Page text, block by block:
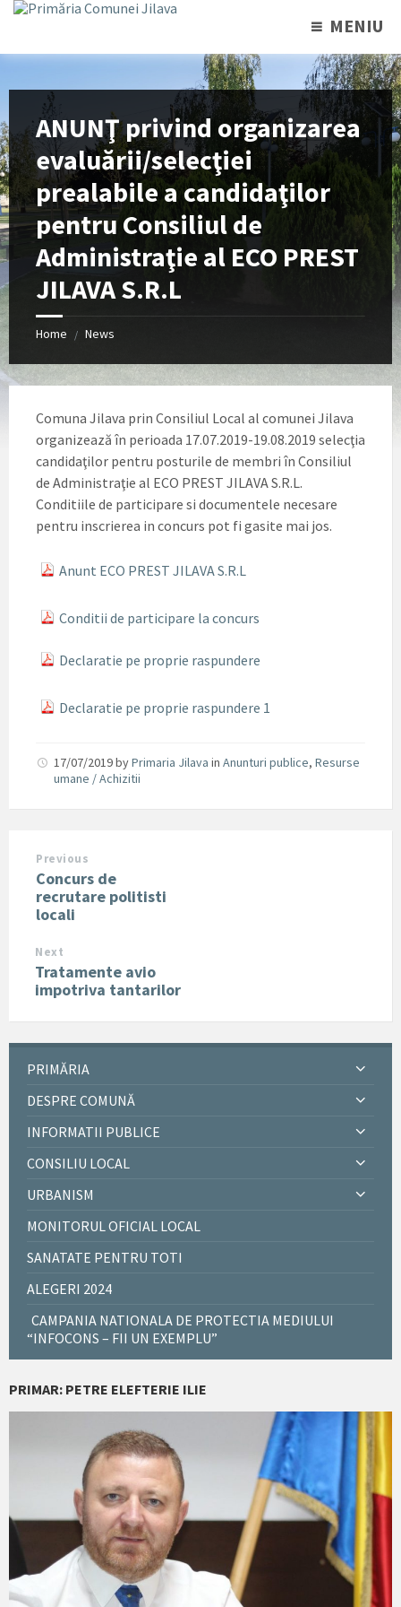
MENIU
ANUNŢ privind organizarea
evaluării/selecţiei
prealabile a candidaţilor
pentru Consiliul de
Administraţie al ECO PREST
JILAVA S.R.L
Home / News
Comuna Jilava prin Consiliul Local al comunei Jilava
organizează în perioada 17.07.2019-19.08.2019 selecţia
candidaţilor pentru posturile de membri în Consiliul
de Administraţie al ECO PREST JILAVA S.R.L.
Conditiile de participare si documentele necesare
pentru inscrierea in concurs pot fi gasite mai jos.
Anunt ECO PREST JILAVA S.R.L
Conditii de participare la concurs
Declaratie pe proprie raspundere
Declaratie pe proprie raspundere 1
17/07/2019byPrimaria Jilava in Anunturi publice, Resurse
umane / Achizitii
Previous
Concurs de
recrutare politisti
locali
Next
Tratamente avio
impotriva tantarilor
PRIMĂRIA
DESPRE COMUNĂ
INFORMATII PUBLICE
CONSILIU LOCAL
URBANISM
MONITORUL OFICIAL LOCAL
SANATATE PENTRU TOTI
ALEGERI 2024
CAMPANIA NATIONALA DE PROTECTIA MEDIULUI
“INFOCONS – FII UN EXEMPLU”
PRIMAR: PETRE ELEFTERIE ILIE